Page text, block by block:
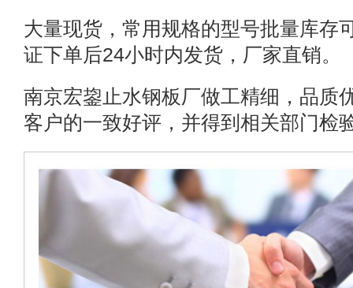
大量现货，常用规格的型号批量库存
证下单后24小时内发货，厂家直销。
南京宏鋆止水钢板厂做工精细，品质
客户的一致好评，并得到相关部门检